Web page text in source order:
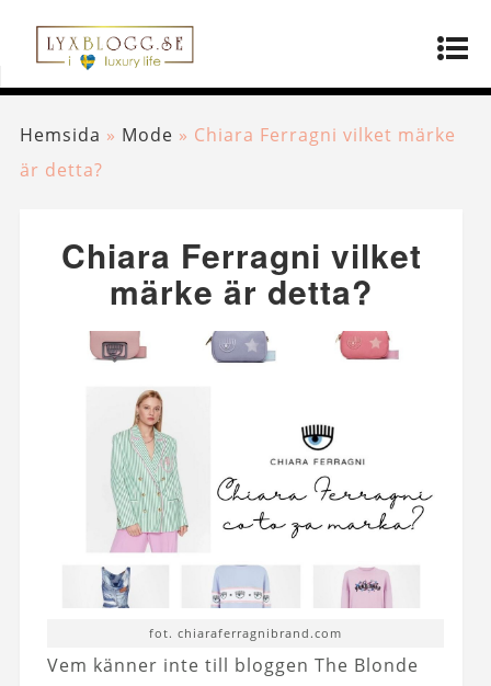
Hemsida » Mode » Chiara Ferragni vilket märke
är detta?
Chiara Ferragni vilket
märke är detta?
fot. chiaraferragnibrand.com
Vem känner inte till bloggen The Blonde